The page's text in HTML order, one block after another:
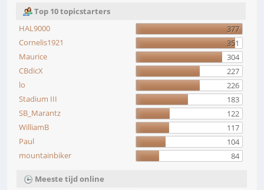
Top 10 topicstarters
HAL9000
377
Cornelis1921
351
Maurice
304
CBdicX
227
lo
226
Stadium III
183
SB_Marantz
122
WilliamB
117
Paul
104
mountainbiker
84
Meeste tijd online